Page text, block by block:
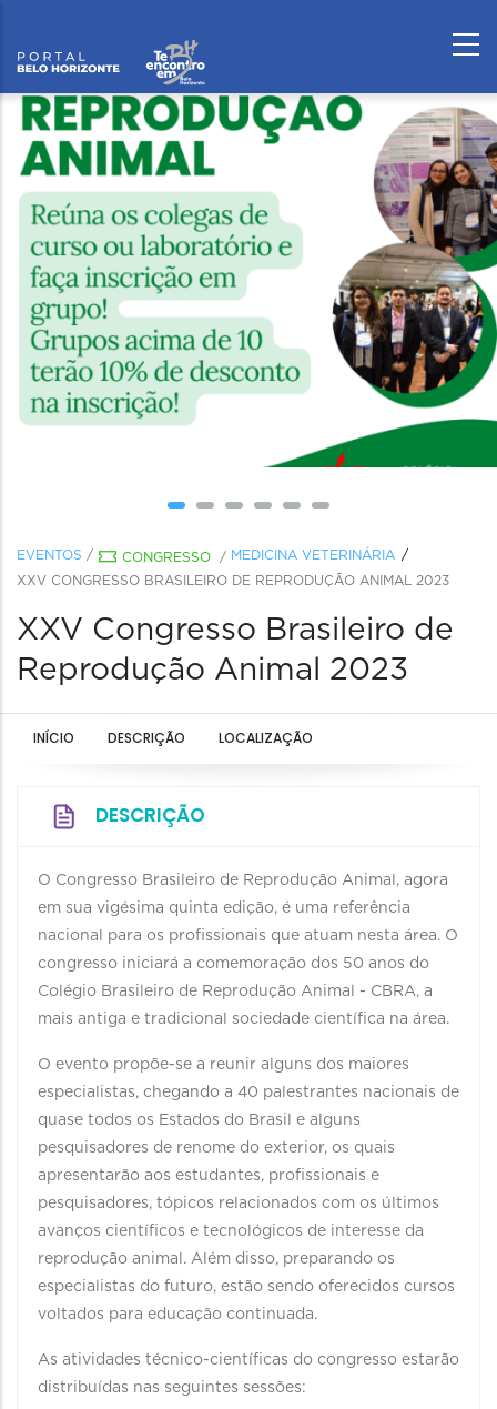
EVENTOS / CONGRESSO / MEDICINA VETERINÁRIA
XXV CONGRESSO BRASILEIRO DE REPRODUÇÃO ANIMAL 2023
XXV Congresso Brasileiro de
Reprodução Animal 2023
INÍCIO DESCRIÇÃO LOCALIZAÇÃO
DESCRIÇÃO
O Congresso Brasileiro de Reprodução Animal, agora
em sua vigésima quinta edição, é uma referência
nacional para os profissionais que atuam nesta área. O
congresso iniciará a comemoração dos 50 anos do
Colégio Brasileiro de Reprodução Animal - CBRA, a
mais antiga e tradicional sociedade científica na área.
O evento propõe-se a reunir alguns dos maiores
especialistas, chegando a 40 palestrantes nacionais de
quase todos os Estados do Brasil e alguns
pesquisadores de renome do exterior, os quais
apresentarão aos estudantes, profissionais e
pesquisadores, tópicos relacionados com os últimos
avanços científicos e tecnológicos de interesse da
reprodução animal. Além disso, preparando os
especialistas do futuro, estão sendo oferecidos cursos
voltados para educação continuada.
As atividades técnico-científicas do congresso estarão
distribuídas nas seguintes sessões: